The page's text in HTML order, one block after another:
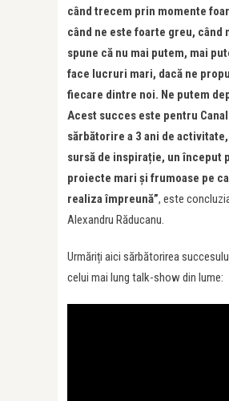
când trecem prin momente
când ne este foarte greu, când
spune că nu mai putem, mai
face lucruri mari, dacă ne
fiecare dintre noi. Ne putem
Acest succes este pentru Canal
sărbătorire a 3 ani de
sursă de inspirație, un început
proiecte mari și frumoase pe
realiza împreună”, este
Alexandru Răducanu.
Urmăriți aici sărbătorirea
celui mai lung talk-show din lume: